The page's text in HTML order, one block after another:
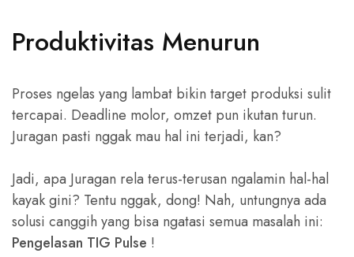
Produktivitas Menurun
Proses ngelas yang lambat bikin target produksi sulit
tercapai. Deadline molor, omzet pun ikutan turun.
Juragan pasti nggak mau hal ini terjadi, kan?
Jadi, apa Juragan rela terus-terusan ngalamin hal-hal
kayak gini? Tentu nggak, dong! Nah, untungnya ada
solusi canggih yang bisa ngatasi semua masalah ini:
Pengelasan TIG Pulse !